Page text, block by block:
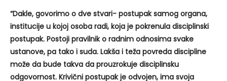
“Dakle, govorimo o dve stvari- postupak samog organa,
institucije u kojoj osoba radi, koja je pokrenula disciplinski
postupak. Postoji pravilnik o radnim odnosima svake
ustanove, pa tako i suda. Lakša i teža povreda discipline
može da bude takva da prouzrokuje disciplinsku
odgovornost. Krivični postupak je odvojen, ima svoja